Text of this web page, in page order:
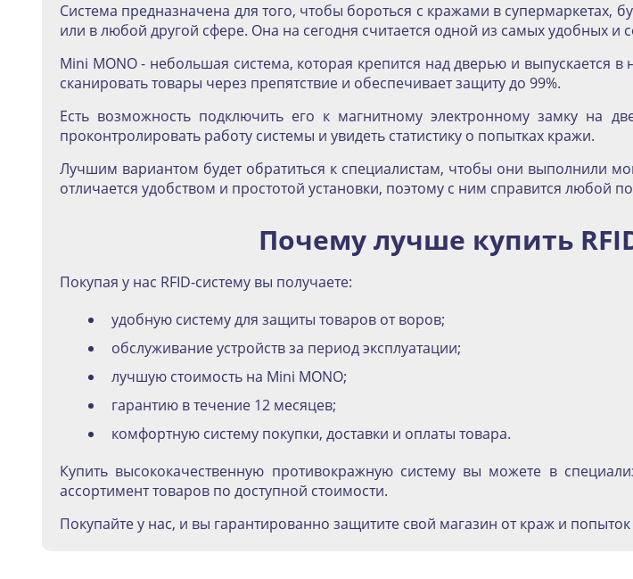
Система предназначена для того, чтобы бороться с кражами в супермаркетах,
или в любой другой сфере. Она на сегодня считается одной из самых удобных и
Mini MONO - небольшая система, которая крепится над дверью и выпускается
сканировать товары через препятствие и обеспечивает защиту до 99%.
Есть возможность подключить его к магнитному электронному замку на
проконтролировать работу системы и увидеть статистику о попытках кражи.
Лучшим вариантом будет обратиться к специалистам, чтобы они выполнили
отличается удобством и простотой установки, поэтому с ним справится любой
Почему лучше купить
Покупая у нас RFID-систему вы получаете:
удобную систему для защиты товаров от воров;
обслуживание устройств за период эксплуатации;
лучшую стоимость на Mini MONO;
гарантию в течение 12 месяцев;
комфортную систему покупки, доставки и оплаты товара.
Купить высококачественную противокражную систему вы можете в
ассортимент товаров по доступной стоимости.
Покупайте у нас, и вы гарантированно защитите свой магазин от краж и